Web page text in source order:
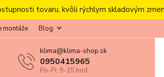
tovaru, kvôli rýchlym skladovým
montáže Blog
klima@klima-shop.sk
0950415965
Po-Pi: 9-15 hod